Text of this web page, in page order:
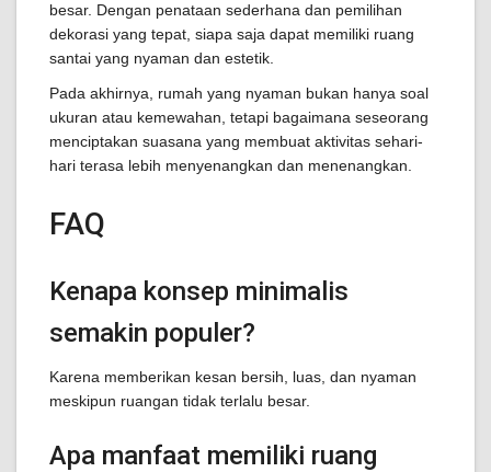
besar. Dengan penataan sederhana dan pemilihan
dekorasi yang tepat, siapa saja dapat memiliki ruang
santai yang nyaman dan estetik.
Pada akhirnya, rumah yang nyaman bukan hanya soal
ukuran atau kemewahan, tetapi bagaimana seseorang
menciptakan suasana yang membuat aktivitas sehari-
hari terasa lebih menyenangkan dan menenangkan.
FAQ
Kenapa konsep minimalis
semakin populer?
Karena memberikan kesan bersih, luas, dan nyaman
meskipun ruangan tidak terlalu besar.
Apa manfaat memiliki ruang